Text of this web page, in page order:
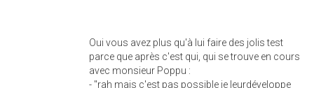
Oui vous avez plus qu'à lui faire des jolis test
parce que après c'est qui, qui se trouve en cours
avec monsieur Poppu :
- "rah mais c'est pas possible je leurdéveloppe